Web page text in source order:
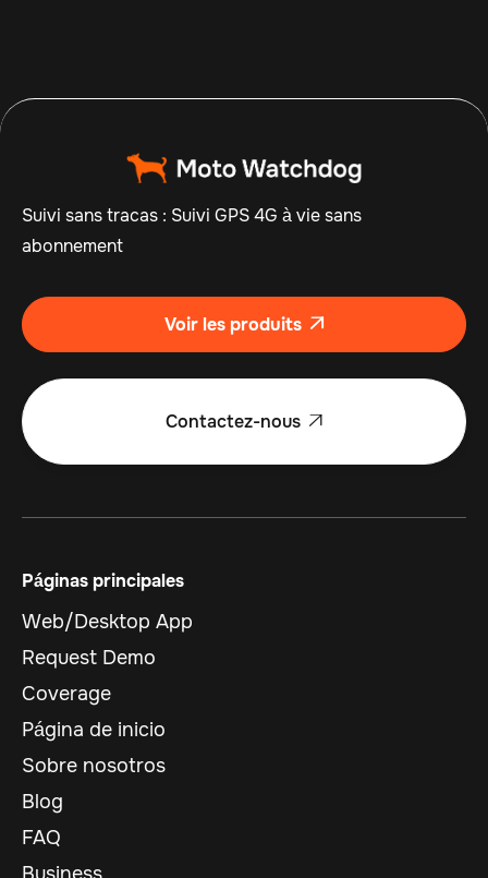
Suivi sans tracas : Suivi GPS 4G à vie sans
abonnement
Voir les produits 
Contactez-nous 
Páginas principales
Web/Desktop App
Request Demo
Coverage
Página de inicio
Sobre nosotros
Blog
FAQ